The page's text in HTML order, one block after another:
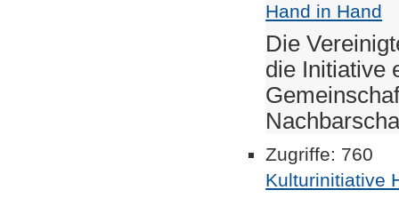
Hand in Hand
Die
die Initiative
Zugriffe: 760
Kulturinitiative